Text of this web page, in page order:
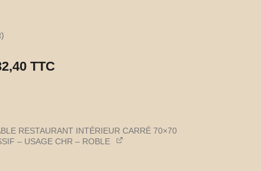
TTC
RESTAURANT INTÉRIEUR CARRÉ 70×70
– USAGE CHR – ROBLE